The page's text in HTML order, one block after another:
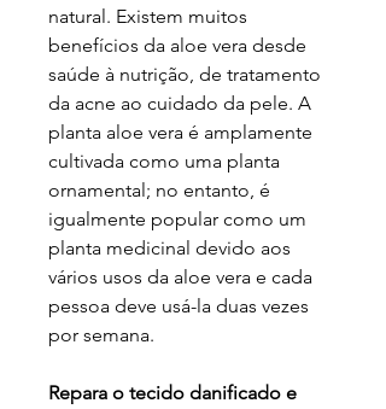
natural. Existem muitos
benefícios da aloe vera desde
saúde à nutrição, de tratamento
da acne ao cuidado da pele. A
planta aloe vera é amplamente
cultivada como uma planta
ornamental; no entanto, é
igualmente popular como um
planta medicinal devido aos
vários usos da aloe vera e cada
pessoa deve usá-la duas vezes
por semana.
Repara o tecido danificado e